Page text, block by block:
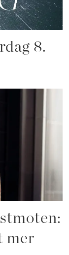
8.
mer